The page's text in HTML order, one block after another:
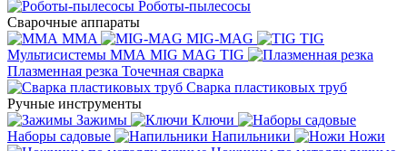
Роботы-пылесосы
Сварочные аппараты
MMA
MIG-MAG
TIG
Мультисистемы ММА MIG MAG TIG
Плазменная резка Точечная сварка
Cварка пластиковых труб
Ручные инструменты
Зажимы
Ключи
Наборы садовые
Напильники
Ножи